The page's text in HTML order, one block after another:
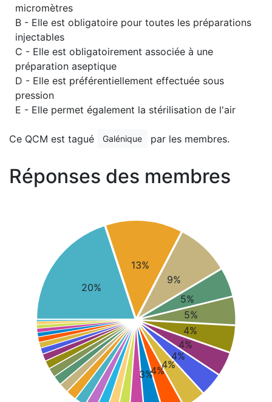
micromètres
B - Elle est obligatoire pour toutes les préparations
injectables
C - Elle est obligatoirement associée à une
préparation aseptique
D - Elle est préférentiellement effectuée sous
pression
E - Elle permet également la stérilisation de l'air
Ce QCM est tagué Galénique par les membres.
Réponses des membres
20%
13%
9%
5%
5%
4%
4%
4%
4%
4%
3%